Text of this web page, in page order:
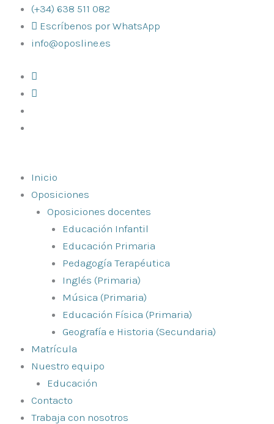
contenido
(+34) 638 511 082
Escríbenos por WhatsApp
info@oposline.es
Inicio
Oposiciones
Oposiciones docentes
Educación Infantil
Educación Primaria
Pedagogía Terapéutica
Inglés (Primaria)
Música (Primaria)
Educación Física (Primaria)
Geografía e Historia (Secundaria)
Matrícula
Nuestro equipo
Educación
Contacto
Trabaja con nosotros